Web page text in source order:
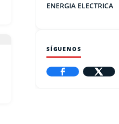
ENERGIA ELECTRICA
SÍGUENOS